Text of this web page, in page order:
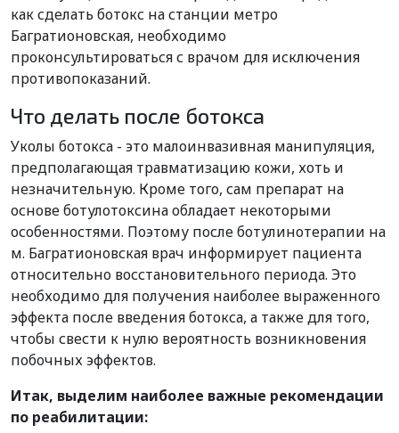
как сделать ботокс на станции метро
Багратионовская, необходимо
проконсультироваться с врачом для исключения
противопоказаний.
Что делать после ботокса
Уколы ботокса - это малоинвазивная манипуляция,
предполагающая травматизацию кожи, хоть и
незначительную. Кроме того, сам препарат на
основе ботулотоксина обладает некоторыми
особенностями. Поэтому после ботулинотерапии на
м. Багратионовская врач информирует пациента
относительно восстановительного периода. Это
необходимо для получения наиболее выраженного
эффекта после введения ботокса, а также для того,
чтобы свести к нулю вероятность возникновения
побочных эффектов.
Итак, выделим наиболее важные рекомендации
по реабилитации: